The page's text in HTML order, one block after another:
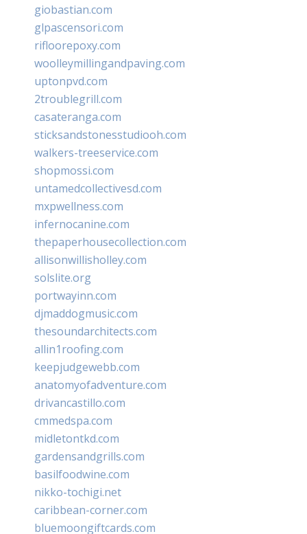
giobastian.com
glpascensori.com
rifloorepoxy.com
woolleymillingandpaving.com
uptonpvd.com
2troublegrill.com
casateranga.com
sticksandstonesstudiooh.com
walkers-treeservice.com
shopmossi.com
untamedcollectivesd.com
mxpwellness.com
infernocanine.com
thepaperhousecollection.com
allisonwillisholley.com
solslite.org
portwayinn.com
djmaddogmusic.com
thesoundarchitects.com
allin1roofing.com
keepjudgewebb.com
anatomyofadventure.com
drivancastillo.com
cmmedspa.com
midletontkd.com
gardensandgrills.com
basilfoodwine.com
nikko-tochigi.net
caribbean-corner.com
bluemoongiftcards.com